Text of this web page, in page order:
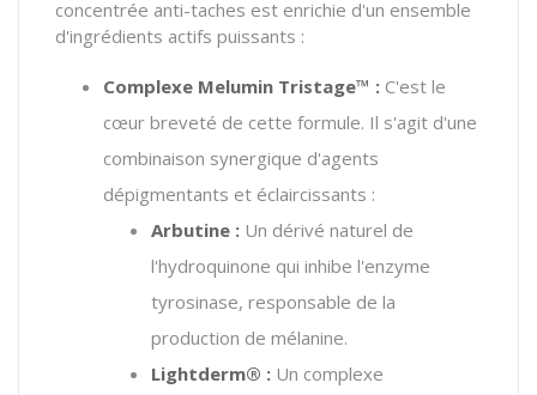
concentrée anti-taches est enrichie d'un ensemble
d'ingrédients actifs puissants :
Complexe Melumin Tristage™ : C'est le
cœur breveté de cette formule. Il s'agit d'une
combinaison synergique d'agents
dépigmentants et éclaircissants :
Arbutine : Un dérivé naturel de
l'hydroquinone qui inhibe l'enzyme
tyrosinase, responsable de la
production de mélanine.
Lightderm® : Un complexe